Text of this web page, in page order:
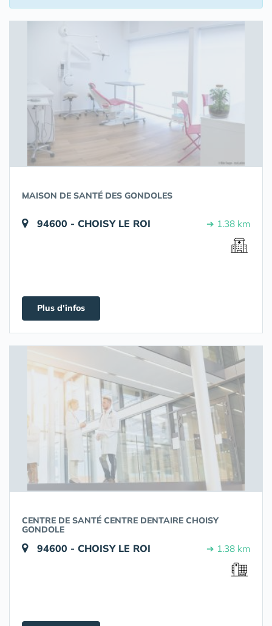
MAISON DE SANTÉ DES GONDOLES
94600 - CHOISY LE ROI ➔ 1.38 km
Plus d'infos
CENTRE DE SANTÉ CENTRE DENTAIRE CHOISY
GONDOLE
94600 - CHOISY LE ROI ➔ 1.38 km